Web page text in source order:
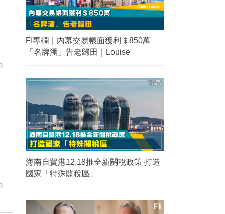
FI專欄｜內幕交易帳面獲利＄850萬
「名牌潘」告老歸田｜Louise
海南自貿港12.18推全新關稅政策 打造
國家「特殊關稅區」